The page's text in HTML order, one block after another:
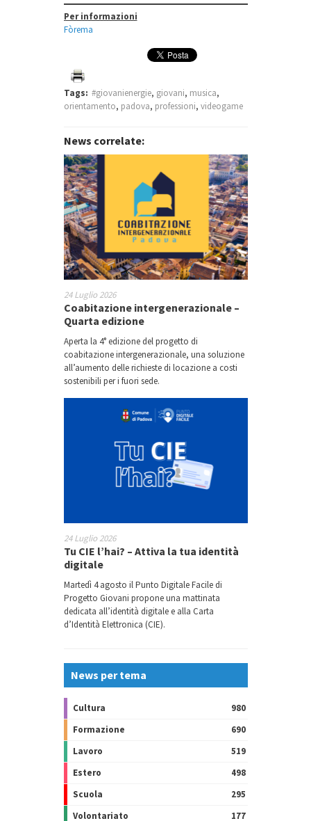
Per informazioni
Fòrema
Tags: #giovanienergie, giovani, musica,
orientamento, padova, professioni, videogame
News correlate:
24 Luglio 2026
Coabitazione intergenerazionale –
Quarta edizione
Aperta la 4° edizione del progetto di
coabitazione intergenerazionale, una soluzione
all’aumento delle richieste di locazione a costi
sostenibili per i fuori sede.
24 Luglio 2026
Tu CIE l’hai? – Attiva la tua identità
digitale
Martedì 4 agosto il Punto Digitale Facile di
Progetto Giovani propone una mattinata
dedicata all’identità digitale e alla Carta
d’Identità Elettronica (CIE).
News per tema
Cultura
980
Formazione
690
Lavoro
519
Estero
498
Scuola
295
Volontariato
177